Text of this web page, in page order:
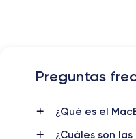
Preguntas
¿Qué es el
¿Cuáles son